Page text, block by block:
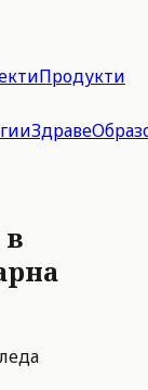
Продукти
Здраве
в